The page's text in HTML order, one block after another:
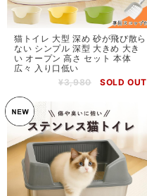
猫トイレ 大型 深め 砂が飛び散ら
ない シンプル 深型 大きめ 大き
い オープン 高さ セット 本体
広々 入り口低い
¥3,980
SOLD OUT